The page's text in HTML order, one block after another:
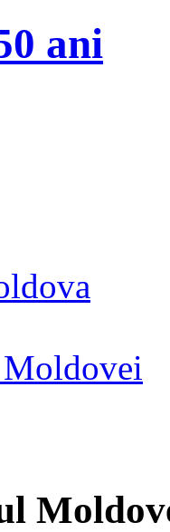
ani